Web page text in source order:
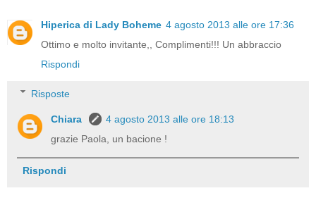
Hiperica di Lady Boheme 4 agosto 2013 alle ore 17:36
Ottimo e molto invitante,, Complimenti!!! Un abbraccio
Rispondi
Risposte
Chiara
4 agosto 2013 alle ore 18:13
grazie Paola, un bacione !
Rispondi